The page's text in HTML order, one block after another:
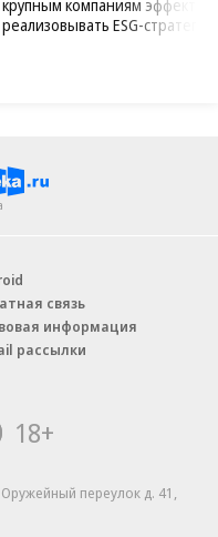
07.08.2026
ПАО ДОМ.РФ
реализовывать ESG-стратегию